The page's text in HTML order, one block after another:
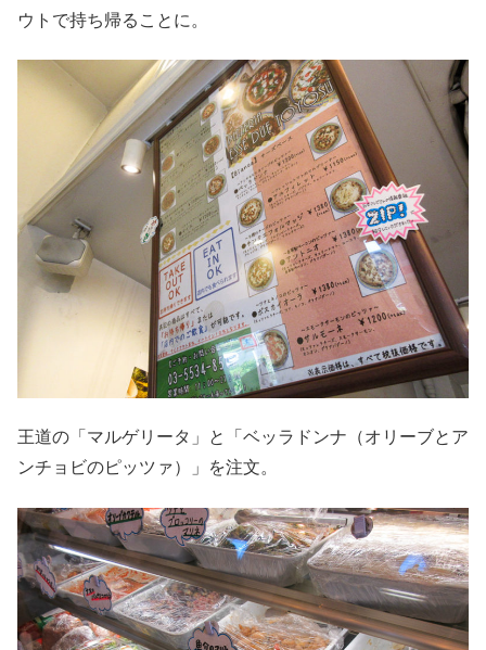
ウトで持ち帰ることに。
王道の「マルゲリータ」と「ベッラドンナ（オリーブとア
ンチョビのピッツァ）」を注文。